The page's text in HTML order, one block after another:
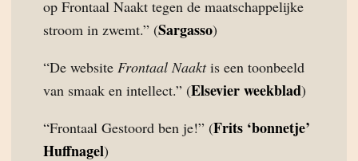
op Frontaal Naakt tegen de maatschappelijke
stroom in zwemt.” (Sargasso)
“De website Frontaal Naaktis een toonbeeld
van smaak en intellect.” (Elsevier weekblad)
“Frontaal Gestoord ben je!” (Frits ‘bonnetje’
Huffnagel)